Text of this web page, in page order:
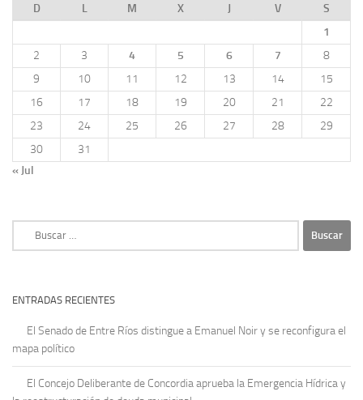
D
L M X J V
S
1
2
3 4 5 6 7
8
9
10 11 12 13 14
15
16
17 18 19 20 21
22
23
24 25 26 27 28
29
30
31
« Jul
ENTRADAS RECIENTES
El Senado de Entre Ríos distingue a Emanuel Noir y se reconfigura el
mapa político
El Concejo Deliberante de Concordia aprueba la Emergencia Hídrica y